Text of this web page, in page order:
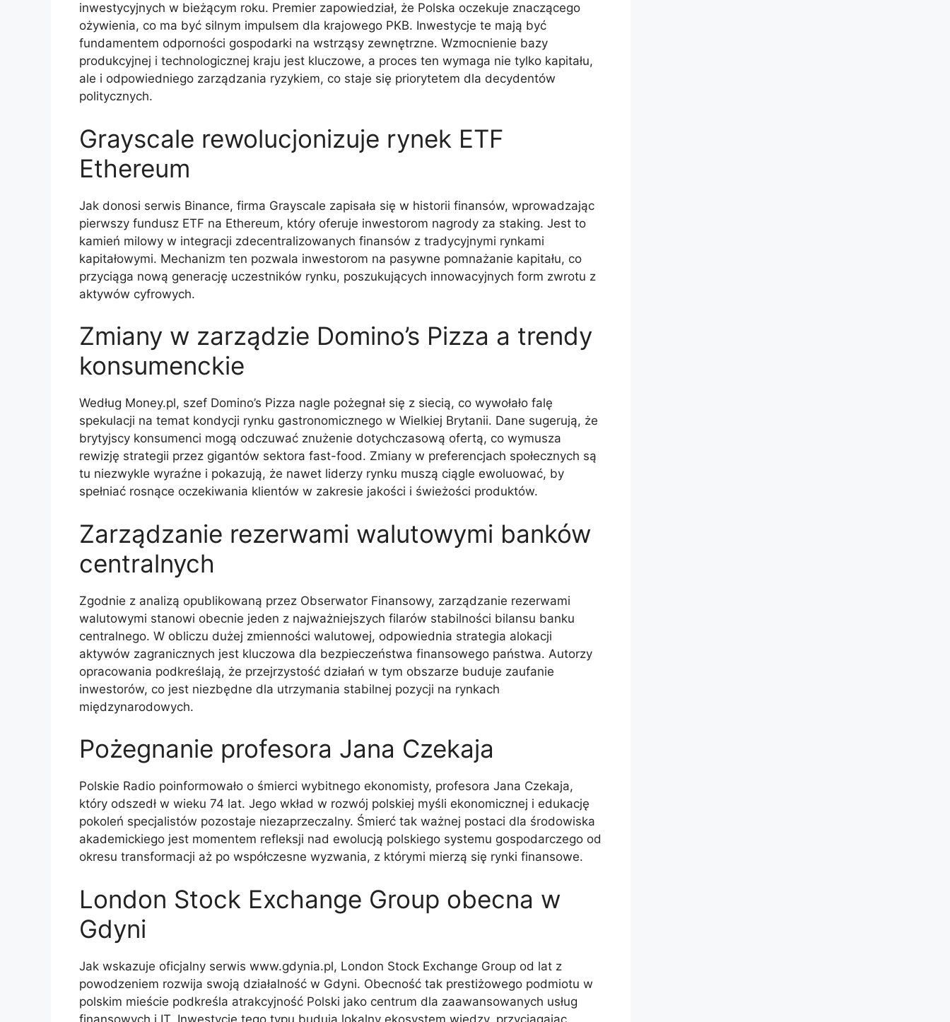
inwestycyjnych w bieżącym roku. Premier zapowiedział, że Polska oczekuje znaczącego
ożywienia, co ma być silnym impulsem dla krajowego PKB. Inwestycje te mają być
fundamentem odporności gospodarki na wstrząsy zewnętrzne. Wzmocnienie bazy
produkcyjnej i technologicznej kraju jest kluczowe, a proces ten wymaga nie tylko kapitału,
ale i odpowiedniego zarządzania ryzykiem, co staje się priorytetem dla decydentów
politycznych.
Grayscale rewolucjonizuje rynek ETF
Ethereum
Jak donosi serwis Binance, firma Grayscale zapisała się w historii finansów, wprowadzając
pierwszy fundusz ETF na Ethereum, który oferuje inwestorom nagrody za staking. Jest to
kamień milowy w integracji zdecentralizowanych finansów z tradycyjnymi rynkami
kapitałowymi. Mechanizm ten pozwala inwestorom na pasywne pomnażanie kapitału, co
przyciąga nową generację uczestników rynku, poszukujących innowacyjnych form zwrotu z
aktywów cyfrowych.
Zmiany w zarządzie Domino’s Pizza a trendy
konsumenckie
Według Money.pl, szef Domino’s Pizza nagle pożegnał się z siecią, co wywołało falę
spekulacji na temat kondycji rynku gastronomicznego w Wielkiej Brytanii. Dane sugerują, że
brytyjscy konsumenci mogą odczuwać znużenie dotychczasową ofertą, co wymusza
rewizję strategii przez gigantów sektora fast-food. Zmiany w preferencjach społecznych są
tu niezwykle wyraźne i pokazują, że nawet liderzy rynku muszą ciągle ewoluować, by
spełniać rosnące oczekiwania klientów w zakresie jakości i świeżości produktów.
Zarządzanie rezerwami walutowymi banków
centralnych
Zgodnie z analizą opublikowaną przez Obserwator Finansowy, zarządzanie rezerwami
walutowymi stanowi obecnie jeden z najważniejszych filarów stabilności bilansu banku
centralnego. W obliczu dużej zmienności walutowej, odpowiednia strategia alokacji
aktywów zagranicznych jest kluczowa dla bezpieczeństwa finansowego państwa. Autorzy
opracowania podkreślają, że przejrzystość działań w tym obszarze buduje zaufanie
inwestorów, co jest niezbędne dla utrzymania stabilnej pozycji na rynkach
międzynarodowych.
Pożegnanie profesora Jana Czekaja
Polskie Radio poinformowało o śmierci wybitnego ekonomisty, profesora Jana Czekaja,
który odszedł w wieku 74 lat. Jego wkład w rozwój polskiej myśli ekonomicznej i edukację
pokoleń specjalistów pozostaje niezaprzeczalny. Śmierć tak ważnej postaci dla środowiska
akademickiego jest momentem refleksji nad ewolucją polskiego systemu gospodarczego od
okresu transformacji aż po współczesne wyzwania, z którymi mierzą się rynki finansowe.
London Stock Exchange Group obecna w
Gdyni
Jak wskazuje oficjalny serwis www.gdynia.pl, London Stock Exchange Group od lat z
powodzeniem rozwija swoją działalność w Gdyni. Obecność tak prestiżowego podmiotu w
polskim mieście podkreśla atrakcyjność Polski jako centrum dla zaawansowanych usług
finansowych i IT. Inwestycje tego typu budują lokalny ekosystem wiedzy, przyciągając